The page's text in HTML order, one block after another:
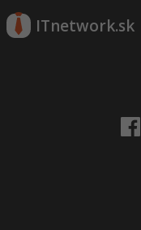
ITnetwork.sk